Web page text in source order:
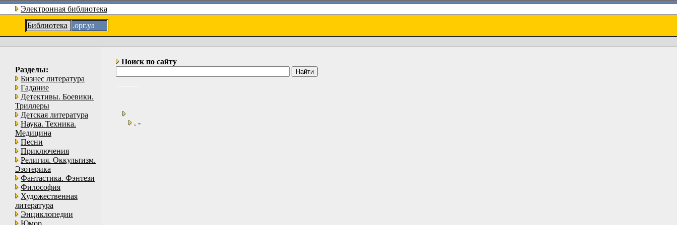
Электронная библиотека
Библиотека
.орг.уа
Разделы:
Бизнес литература
Гадание
Детективы. Боевики.
Триллеры
Детская литература
Наука. Техника.
Медицина
Песни
Приключения
Религия. Оккультизм.
Эзотерика
Фантастика. Фэнтези
Философия
Художественная
литература
Энциклопедии
Юмор
Поиск по сайту
. -